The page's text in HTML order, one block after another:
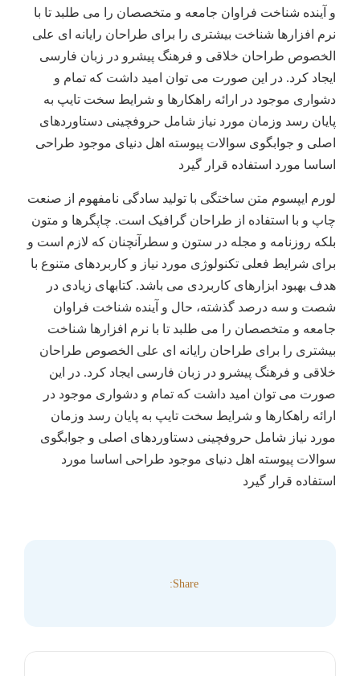
و آینده شناخت فراوان جامعه و متخصصان را می طلبد تا با
نرم افزارها شناخت بیشتری را برای طراحان رایانه ای علی
الخصوص طراحان خلاقی و فرهنگ پیشرو در زبان فارسی
ایجاد کرد. در این صورت می توان امید داشت که تمام و
دشواری موجود در ارائه راهکارها و شرایط سخت تایپ به
پایان رسد وزمان مورد نیاز شامل حروفچینی دستاوردهای
اصلی و جوابگوی سوالات پیوسته اهل دنیای موجود طراحی
اساسا مورد استفاده قرار گیرد
لورم ایپسوم متن ساختگی با تولید سادگی نامفهوم از صنعت
چاپ و با استفاده از طراحان گرافیک است. چاپگرها و متون
بلکه روزنامه و مجله در ستون و سطرآنچنان که لازم است و
برای شرایط فعلی تکنولوژی مورد نیاز و کاربردهای متنوع با
هدف بهبود ابزارهای کاربردی می باشد. کتابهای زیادی در
شصت و سه درصد گذشته، حال و آینده شناخت فراوان
جامعه و متخصصان را می طلبد تا با نرم افزارها شناخت
بیشتری را برای طراحان رایانه ای علی الخصوص طراحان
خلاقی و فرهنگ پیشرو در زبان فارسی ایجاد کرد. در این
صورت می توان امید داشت که تمام و دشواری موجود در
ارائه راهکارها و شرایط سخت تایپ به پایان رسد وزمان
مورد نیاز شامل حروفچینی دستاوردهای اصلی و جوابگوی
سوالات پیوسته اهل دنیای موجود طراحی اساسا مورد
استفاده قرار گیرد
Share: